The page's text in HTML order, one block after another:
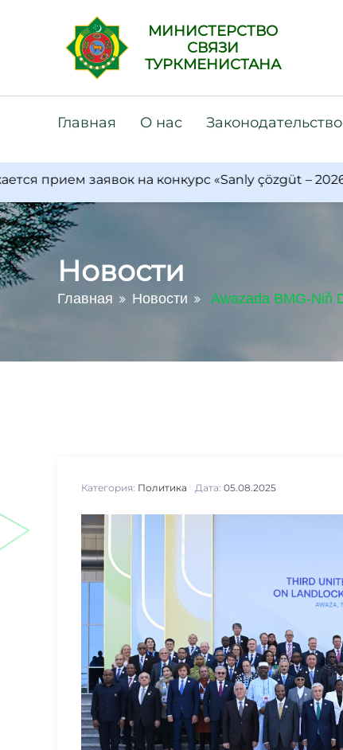
МИНИСТЕРСТВО
СВЯЗИ
ТУРКМЕНИСТАНА
Главная О нас Законодательство
заявок на конкурс «Sanly çözgüt – 2026»
Новости
Главная Новости Awazada BMG-Niň
Категория: Политика Дата: 05.08.2025